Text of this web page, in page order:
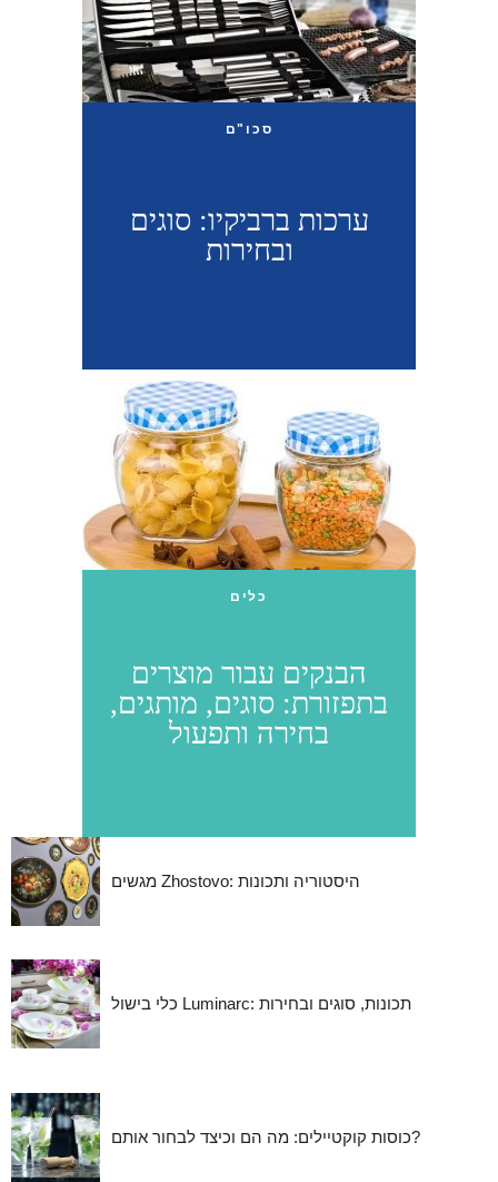
סכו"ם
ערכות ברביקיו: סוגים
ובחירות
כלים
הבנקים עבור מוצרים
בתפזורת: סוגים, מותגים,
בחירה ותפעול
מגשים Zhostovo: היסטוריה ותכונות
כלי בישול Luminarc: תכונות, סוגים ובחירות
כוסות קוקטיילים: מה הם וכיצד לבחור אותם?